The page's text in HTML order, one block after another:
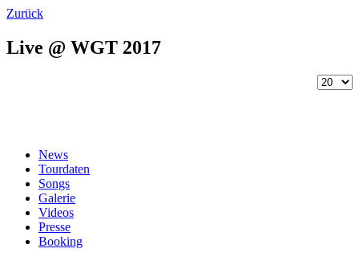
Zurück
Live @ WGT 2017
News
Tourdaten
Songs
Galerie
Videos
Presse
Booking